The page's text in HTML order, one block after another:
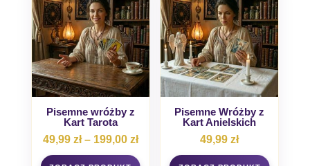
Pisemne wróżby z
Kart Tarota
49,99 zł – 199,00 złZakres
cen:
Pisemne Wróżby z
Kart Anielskich
49,99zł